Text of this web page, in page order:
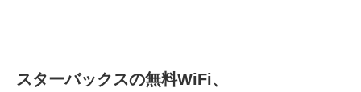
スターバックスの無料WiFi、